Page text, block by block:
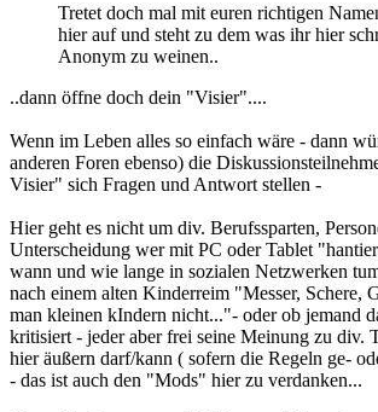
Tretet doch mal mit euren richtigen
hier auf und steht zu dem was ihr hier
Anonym zu weinen..
..dann öffne doch dein "Visier"....
Wenn im Leben alles so einfach wäre - dann
anderen Foren ebenso) die
Visier" sich Fragen und Antwort stellen -
Hier geht es nicht um div. Berufssparten,
Unterscheidung wer mit PC oder Tablet
wann und wie lange in sozialen Netzwerken
nach einem alten Kinderreim "Messer, Schere,
man kleinen kIndern nicht..."- oder ob jemand
kritisiert - jeder aber frei seine Meinung zu div.
hier äußern darf/kann ( sofern die Regeln ge-
- das ist auch den "Mods" hier zu verdanken...